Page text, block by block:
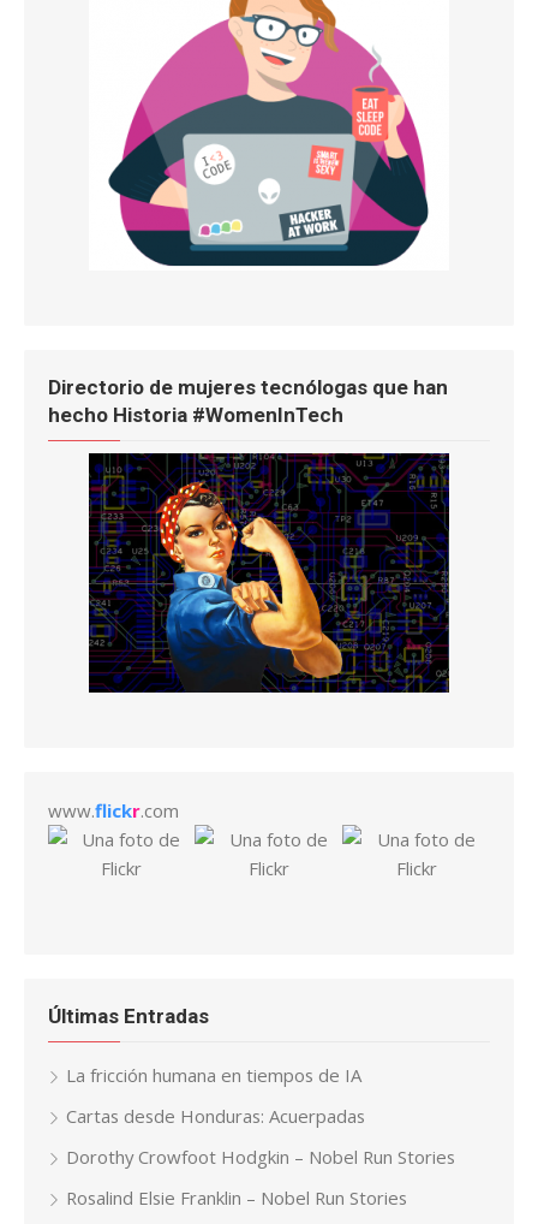
Directorio de mujeres tecnólogas que han
hecho Historia #WomenInTech
www.flickr.com
Últimas Entradas
La fricción humana en tiempos de IA
Cartas desde Honduras: Acuerpadas
Dorothy Crowfoot Hodgkin – Nobel Run Stories
Rosalind Elsie Franklin – Nobel Run Stories